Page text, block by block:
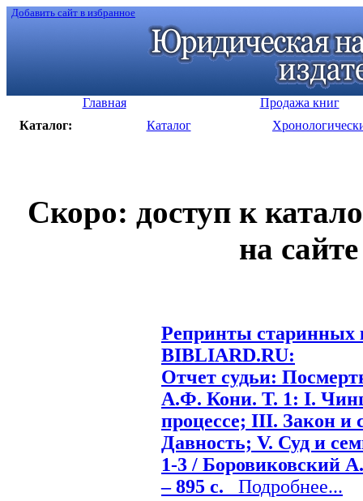
Добавить сайт в избранное
Главная
Продажа книг
Каталог:
Каталог
Скоро: доступ к
на
Репринты старинных
BIBLIARD.RU:
Отчет судьи:
А.Ф. Кони. Т. 1: I.
процессе; III. Закон и
Давность; V. Суд и
1-3 / Боровиковский
– 895 с. Подробнее...